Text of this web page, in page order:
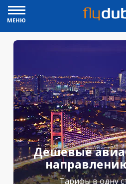
МЕНЮ
Дешевые
Тарифы в одну